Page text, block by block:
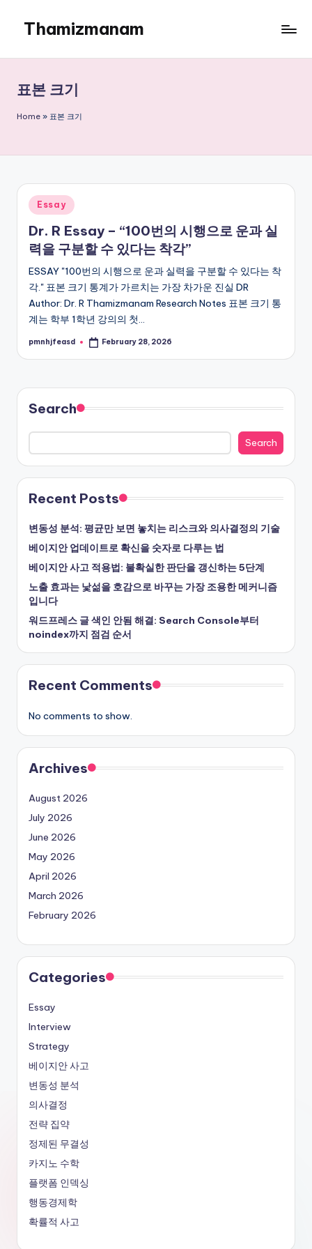
content
Thamizmanam
표본 크기
Home » 표본 크기
Posted
in
Essay
Dr. R Essay – “100번의 시행으로 운과 실
력을 구분할 수 있다는 착각”
ESSAY "100번의 시행으로 운과 실력을 구분할 수 있다는 착
각." 표본 크기 통계가 가르치는 가장 차가운 진실 DR
Author: Dr. R Thamizmanam Research Notes 표본 크기 통
계는 학부 1학년 강의의 첫…
Posted
pmnhjfeasd February 28, 2026
Search
Search
Recent Posts
변동성 분석: 평균만 보면 놓치는 리스크와 의사결정의 기술
베이지안 업데이트로 확신을 숫자로 다루는 법
베이지안 사고 적용법: 불확실한 판단을 갱신하는 5단계
노출 효과는 낯섦을 호감으로 바꾸는 가장 조용한 메커니즘
입니다
워드프레스 글 색인 안됨 해결: Search Console부터
noindex까지 점검 순서
Recent Comments
No comments to show.
Archives
August 2026
July 2026
June 2026
May 2026
April 2026
March 2026
February 2026
Categories
Essay
Interview
Strategy
베이지안 사고
변동성 분석
의사결정
전략 집약
정제된 무결성
카지노 수학
플랫폼 인덱싱
행동경제학
확률적 사고